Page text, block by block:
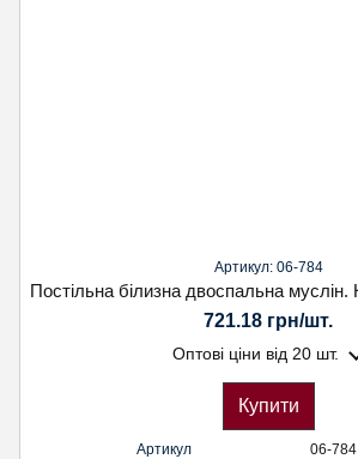
Артикул: 06-784
721.18 грн/шт.
Оптові ціни від 20 шт.
Купити
Артикул
06-784